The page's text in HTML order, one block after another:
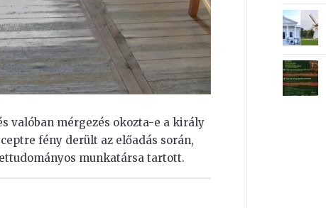
valóban mérgezés okozta-e a király
fény derült az előadás során,
munkatársa tartott.